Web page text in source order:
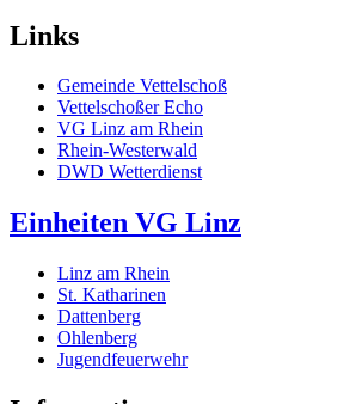
Links
Gemeinde Vettelschoß
Vettelschoßer Echo
VG Linz am Rhein
Rhein-Westerwald
DWD Wetterdienst
Einheiten VG Linz
Linz am Rhein
St. Katharinen
Dattenberg
Ohlenberg
Jugendfeuerwehr